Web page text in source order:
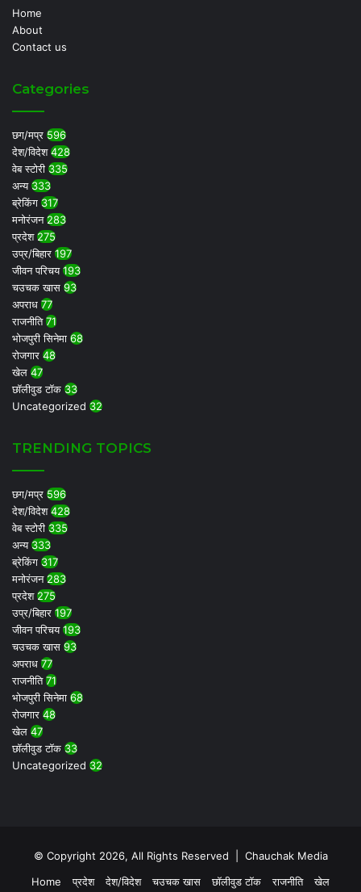
Home
About
Contact us
Categories
छग/मप्र 596
देश/विदेश 428
वेब स्टोरी 335
अन्य 333
ब्रेकिंग 317
मनोरंजन 283
प्रदेश 275
उप्र/बिहार 197
जीवन परिचय 193
चउचक खास 93
अपराध 77
राजनीति 71
भोजपुरी सिनेमा 68
रोजगार 48
खेल 47
छॉलीवुड टॉक 33
Uncategorized 32
TRENDING TOPICS
छग/मप्र 596
देश/विदेश 428
वेब स्टोरी 335
अन्य 333
ब्रेकिंग 317
मनोरंजन 283
प्रदेश 275
उप्र/बिहार 197
जीवन परिचय 193
चउचक खास 93
अपराध 77
राजनीति 71
भोजपुरी सिनेमा 68
रोजगार 48
खेल 47
छॉलीवुड टॉक 33
Uncategorized 32
© Copyright 2026, All Rights Reserved | Chauchak Media
Home
प्रदेश देश/विदेश चउचक खास छॉलीवुड टॉक राजनीति खेल